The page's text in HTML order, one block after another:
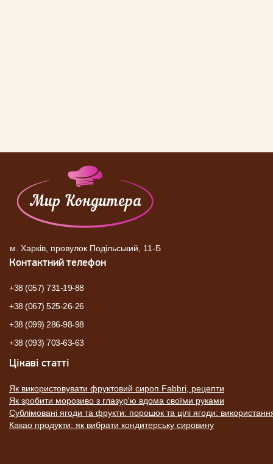
м. Харків, провулок Подільський, 11-Б
Контактний телефон
+38 (057) 731-19-88
+38 (067) 525-26-26
+38 (099) 286-98-98
+38 (093) 703-63-63
Цікаві статті
Як використовувати фруктовий сироп Fabbri, рецепти
Як зробити морозиво з глазур'ю вдома своїми руками
Сублімовані ягоди та фрукти: порошок та цілі ягоди:
Какао продукти: як вибрати кондитерську сировину